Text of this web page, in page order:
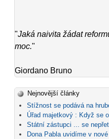
"Jaká naivita žádat
moc."
Giordano Bruno
Nejnovější články
Stížnost se podává na
Úřad majetkový : Když se
Státní zástupci ... se
Dona Pabla uvidíme v nové